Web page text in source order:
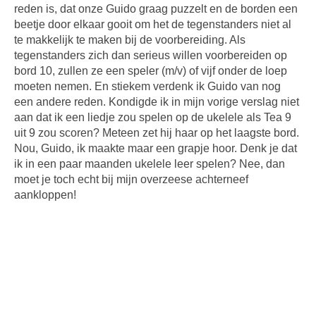
reden is, dat onze Guido graag puzzelt en de borden een
beetje door elkaar gooit om het de tegenstanders niet al
te makkelijk te maken bij de voorbereiding. Als
tegenstanders zich dan serieus willen voorbereiden op
bord 10, zullen ze een speler (m/v) of vijf onder de loep
moeten nemen. En stiekem verdenk ik Guido van nog
een andere reden. Kondigde ik in mijn vorige verslag niet
aan dat ik een liedje zou spelen op de ukelele als Tea 9
uit 9 zou scoren? Meteen zet hij haar op het laagste bord.
Nou, Guido, ik maakte maar een grapje hoor. Denk je dat
ik in een paar maanden ukelele leer spelen? Nee, dan
moet je toch echt bij mijn overzeese achterneef
aankloppen!